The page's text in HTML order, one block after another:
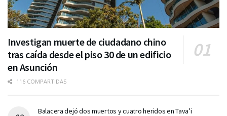
Investigan muerte de ciudadano chino
tras caída desde el piso 30 de un edificio
en Asunción
116 COMPARTIDAS
Balacera dejó dos muertos y cuatro heridos en Tava’i